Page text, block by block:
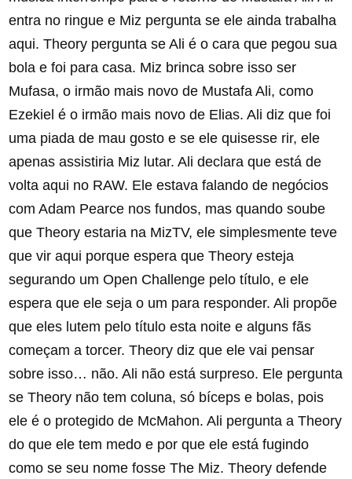
entra no ringue e Miz pergunta se ele ainda trabalha
aqui. Theory pergunta se Ali é o cara que pegou sua
bola e foi para casa. Miz brinca sobre isso ser
Mufasa, o irmão mais novo de Mustafa Ali, como
Ezekiel é o irmão mais novo de Elias. Ali diz que foi
uma piada de mau gosto e se ele quisesse rir, ele
apenas assistiria Miz lutar. Ali declara que está de
volta aqui no RAW. Ele estava falando de negócios
com Adam Pearce nos fundos, mas quando soube
que Theory estaria na MizTV, ele simplesmente teve
que vir aqui porque espera que Theory esteja
segurando um Open Challenge pelo título, e ele
espera que ele seja o um para responder. Ali propõe
que eles lutem pelo título esta noite e alguns fãs
começam a torcer. Theory diz que ele vai pensar
sobre isso… não. Ali não está surpreso. Ele pergunta
se Theory não tem coluna, só bíceps e bolas, pois
ele é o protegido de McMahon. Ali pergunta a Theory
do que ele tem medo e por que ele está fugindo
como se seu nome fosse The Miz. Theory defende